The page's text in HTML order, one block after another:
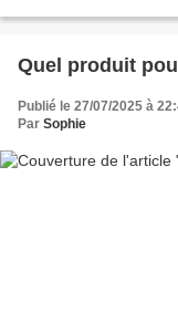
Quel produit
Publié le 27/07/2025 à
Par Sophie